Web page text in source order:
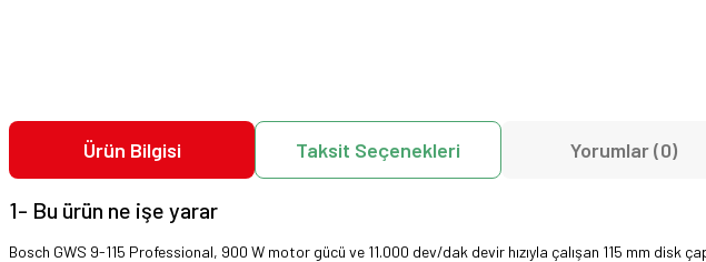
Ürün Bilgisi Taksit Seçenekleri Yorumlar (0)
1- Bu ürün ne işe yarar
Bosch GWS 9-115 Professional, 900 W motor gücü ve 11.000 dev/dak devir hızıyla çalışan 115 mm